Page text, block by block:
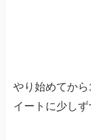
やり始めてか
イートに少しず